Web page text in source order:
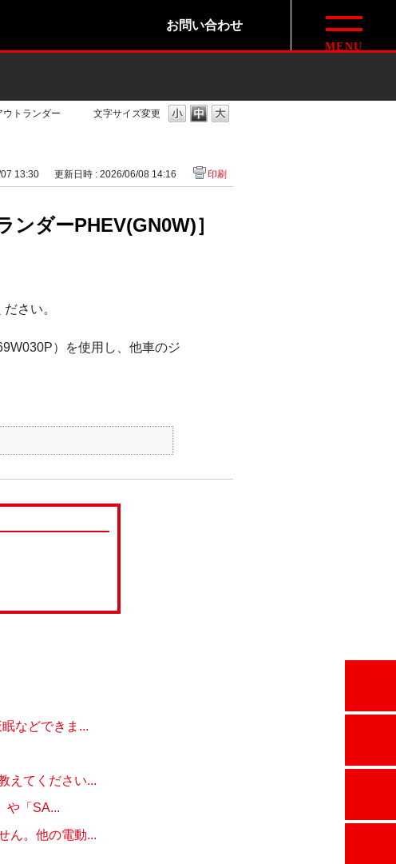
お問い合わせ
文字サイズ変更
トランダー
13:30 更新日時 : 2026/06/08 14:16 印刷
ダーPHEV(GN0W)］
さい。
）を使用し、他車のジ
などできま...
てください...
「SA...
。他の電動...